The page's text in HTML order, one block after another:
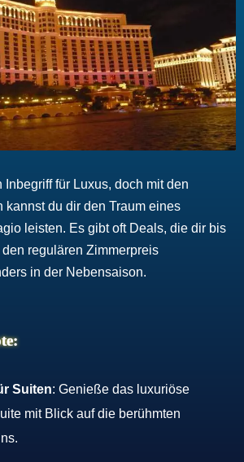
Inbegriff für Luxus, doch mit den
kannst du dir den Traum eines
leisten. Es gibt oft Deals, die dir bis
regulären Zimmerpreis
in der Nebensaison.
Suiten: Genieße das luxuriöse
mit Blick auf die berühmten